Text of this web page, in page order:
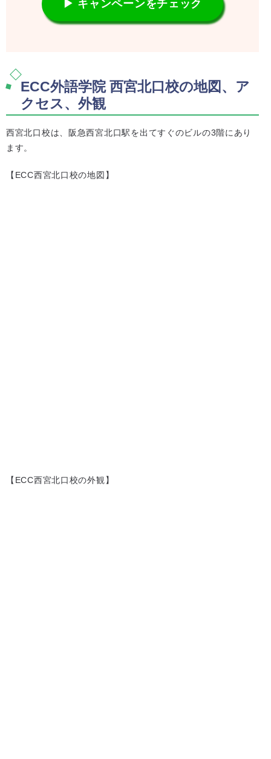
▶ キャンペーンをチェック
ECC外語学院 西宮北口校の地図、ア
クセス、外観
西宮北口校は、阪急西宮北口駅を出てすぐのビルの3階にあり
ます。
【ECC西宮北口校の地図】
【ECC西宮北口校の外観】